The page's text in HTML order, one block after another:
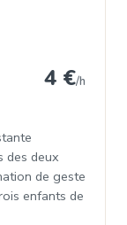
4 €/h
des deux
de geste
enfants de